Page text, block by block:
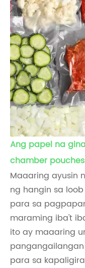
Ang papel na
chamber
Maaaring ayusin
ng hangin sa
para sa
maraming iba't
ito ay maaaring
para sa